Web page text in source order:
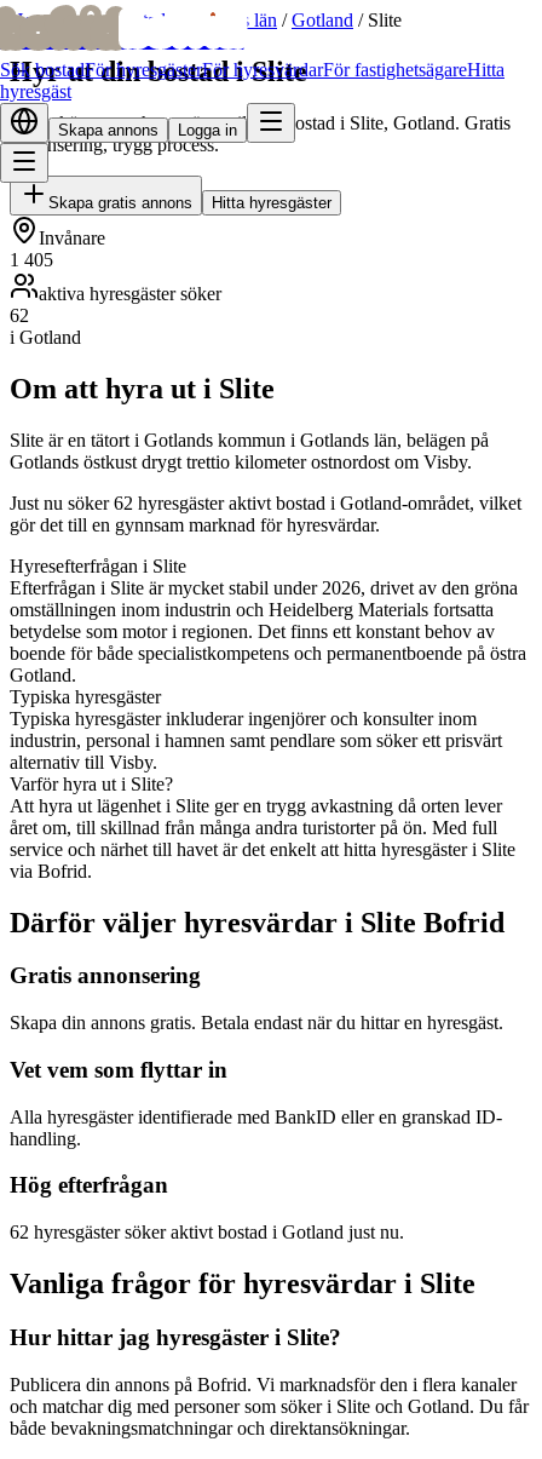
bofridbofrid
Sök bostadFör hyresgästerFör hyresvärdarFör fastighetsägareHitta
hyresgäst
Skapa annons Logga in
Hem/ Hyr ut bostad Gotlands län /Gotland / Slite
Hyr ut din bostad i Slite
Hitta skötsamma hyresgäster till din bostad i Slite, Gotland. Gratis
annonsering, trygg process.
Skapa gratis annons Hitta hyresgäster
Invånare
1 405
aktiva hyresgäster söker
62
i Gotland
Om att hyra ut i Slite
Slite är en tätort i Gotlands kommun i Gotlands län, belägen på
Gotlands östkust drygt trettio kilometer ostnordost om Visby.
Just nu söker 62 hyresgäster aktivt bostad i Gotland-området, vilket
gör det till en gynnsam marknad för hyresvärdar.
Hyresefterfrågan i Slite
Efterfrågan i Slite är mycket stabil under 2026, drivet av den gröna
omställningen inom industrin och Heidelberg Materials fortsatta
betydelse som motor i regionen. Det finns ett konstant behov av
boende för både specialistkompetens och permanentboende på östra
Gotland.
Typiska hyresgäster
Typiska hyresgäster inkluderar ingenjörer och konsulter inom
industrin, personal i hamnen samt pendlare som söker ett prisvärt
alternativ till Visby.
Varför hyra ut i Slite?
Att hyra ut lägenhet i Slite ger en trygg avkastning då orten lever
året om, till skillnad från många andra turistorter på ön. Med full
service och närhet till havet är det enkelt att hitta hyresgäster i Slite
via Bofrid.
Därför väljer hyresvärdar i Slite Bofrid
Gratis annonsering
Skapa din annons gratis. Betala endast när du hittar en hyresgäst.
Vet vem som flyttar in
Alla hyresgäster identifierade med BankID eller en granskad ID-
handling.
Hög efterfrågan
62 hyresgäster söker aktivt bostad i Gotland just nu.
Vanliga frågor för hyresvärdar i Slite
Hur hittar jag hyresgäster i Slite?
Publicera din annons på Bofrid. Vi marknadsför den i flera kanaler
och matchar dig med personer som söker i Slite och Gotland. Du får
både bevakningsmatchningar och direktansökningar.